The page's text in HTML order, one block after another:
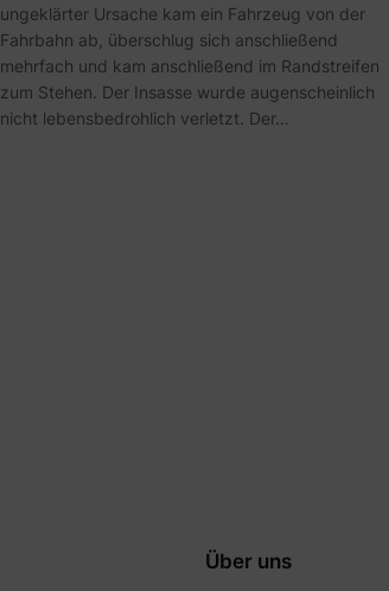
ungeklärter Ursache kam ein Fahrzeug von der
Fahrbahn ab, überschlug sich anschließend
mehrfach und kam anschließend im Randstreifen
zum Stehen. Der Insasse wurde augenscheinlich
nicht lebensbedrohlich verletzt. Der…
Über uns